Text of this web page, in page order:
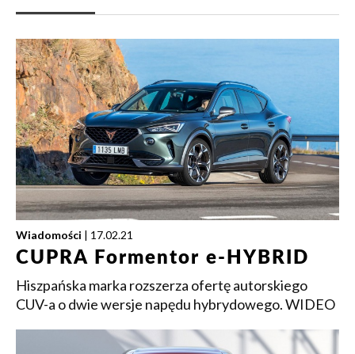
Wiadomości | 17.02.21
CUPRA Formentor e-HYBRID
Hiszpańska marka rozszerza ofertę autorskiego
CUV-a o dwie wersje napędu hybrydowego. WIDEO